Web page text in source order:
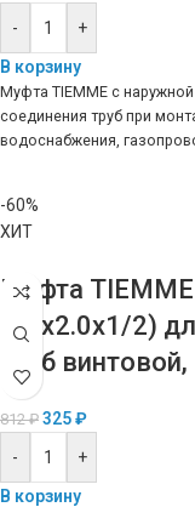
-
+
В корзину
Муфта TIEMME с наружной
соединения труб при
водоснабжения,
-60%
ХИТ
Муфта
(20х2.0х1/2)
труб
812₽ 325₽
-
+
В корзину